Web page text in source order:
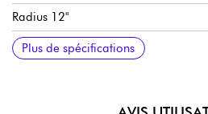
Radius 12"
Largeur manche 1e frette 1.5" -
Largeur manche 1e frette 1.7/8" -
Micros Sadowsky passive P-Style & J-
Volume / Balance / Treble / Bass
Chevalet Sadowsky quick string
Mécaniques Sadowsky Light machine
Vendue avec housse Sadowsky
Plus de spécifications